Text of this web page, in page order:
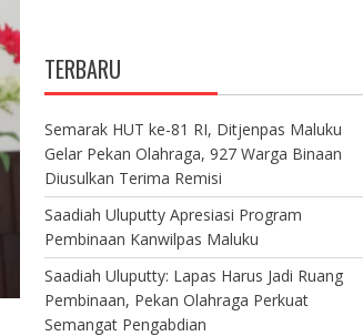
TERBARU
Semarak HUT ke-81 RI, Ditjenpas Maluku
Gelar Pekan Olahraga, 927 Warga Binaan
Diusulkan Terima Remisi
Saadiah Uluputty Apresiasi Program
Pembinaan Kanwilpas Maluku
Saadiah Uluputty: Lapas Harus Jadi Ruang
Pembinaan, Pekan Olahraga Perkuat
Semangat Pengabdian